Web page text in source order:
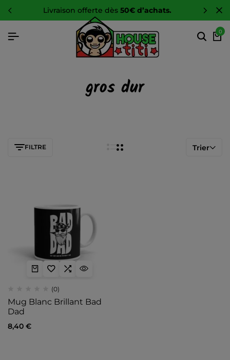
livraison offerte dès 50€ d’achats.
0
gros dur
FILTRE Trier
(0)
Mug Blanc Brillant Bad
Dad
8,40 €